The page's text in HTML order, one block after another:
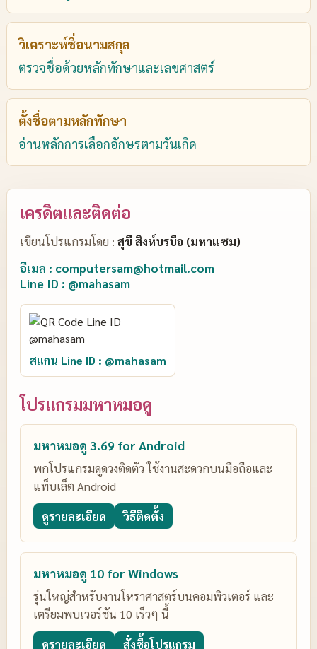
วิเคราะห์ชื่อนามสกุล
ตรวจชื่อด้วยหลักทักษาและเลขศาสตร์
ตั้งชื่อตามหลักทักษา
อ่านหลักการเลือกอักษรตามวันเกิด
เครดิตและติดต่อ
เขียนโปรแกรมโดย : สุขี สิงห์บรบือ (มหาแซม)
อีเมล : computersam@hotmail.com
Line ID : @mahasam
สแกน Line ID : @mahasam
โปรแกรมมหาหมอดู
มหาหมอดู 3.69 for Android
พกโปรแกรมดูดวงติดตัว ใช้งานสะดวกบนมือถือและ
แท็บเล็ต Android
ดูรายละเอียด วิธีติดตั้ง
มหาหมอดู 10 for Windows
รุ่นใหญ่สำหรับงานโหราศาสตร์บนคอมพิวเตอร์ และ
เตรียมพบเวอร์ชัน 10 เร็วๆ นี้
ดูรายละเอียด สั่งซื้อโปรแกรม